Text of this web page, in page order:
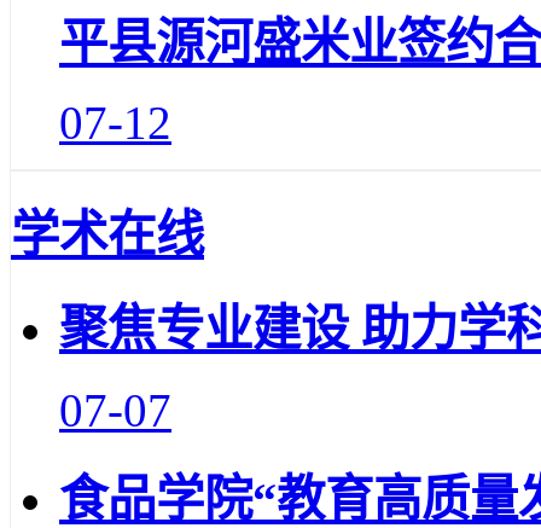
平县源河盛米业签约
07-12
学术在线
聚焦专业建设 助力学
07-07
食品学院“教育高质量